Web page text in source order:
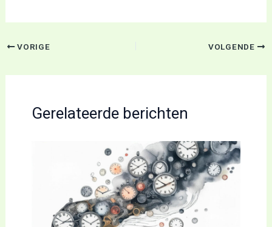
VORIGE VOLGENDE
Gerelateerde berichten